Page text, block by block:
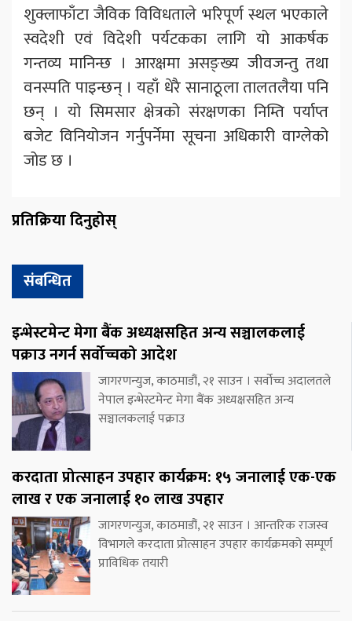
शुक्लाफाँटा जैविक विविधताले भरिपूर्ण स्थल भएकाले
स्वदेशी एवं विदेशी पर्यटकका लागि यो आकर्षक
गन्तव्य मानिन्छ । आरक्षमा असङ्ख्य जीवजन्तु तथा
वनस्पति पाइन्छन् । यहाँ धेरै सानाठूला तालतलैया पनि
छन् । यो सिमसार क्षेत्रको संरक्षणका निम्ति पर्याप्त
बजेट विनियोजन गर्नुपर्नेमा सूचना अधिकारी वाग्लेको
जोड छ ।
प्रतिक्रिया दिनुहोस्
संबन्धित
इन्भेस्टमेन्ट मेगा बैंक अध्यक्षसहित अन्य सञ्चालकलाई
पक्राउ नगर्न सर्वोच्चको आदेश
जागरणन्युज, काठमाडौं, २१ साउन । सर्वोच्च अदालतले
नेपाल इन्भेस्टमेन्ट मेगा बैंक अध्यक्षसहित अन्य
सञ्चालकलाई पक्राउ
करदाता प्रोत्साहन उपहार कार्यक्रम: १५ जनालाई एक-एक
लाख र एक जनालाई १० लाख उपहार
जागरणन्युज, काठमाडौं, २१ साउन । आन्तरिक राजस्व
विभागले करदाता प्रोत्साहन उपहार कार्यक्रमको सम्पूर्ण
प्राविधिक तयारी